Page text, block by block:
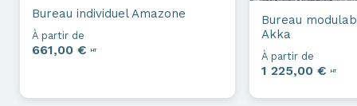
Bureau individuelAmazone
À partir de
661,00 € HT
Bureau
Akka
À partir de
1 225,00 € HT